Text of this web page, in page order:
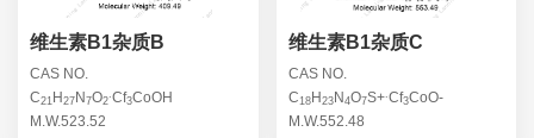
维生素B1杂质B
CAS NO.
C21 H 27 N 7O2 Cf3CoOH
M.W.523.52
维生素B1杂质C
CAS NO.
C18H 23N 4O7S+ Cf3CoO-
M.W.552.48